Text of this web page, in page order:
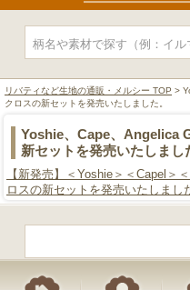
リバティなど生地の通販・メルシー TOP >
クロスの新セットを発売いたしました。
Yoshie、Cape、Angelica
新セットを発売いたしまし
【新発売】＜Yoshie＞＜Capel＞
ロスの新セットを発売いたしまし